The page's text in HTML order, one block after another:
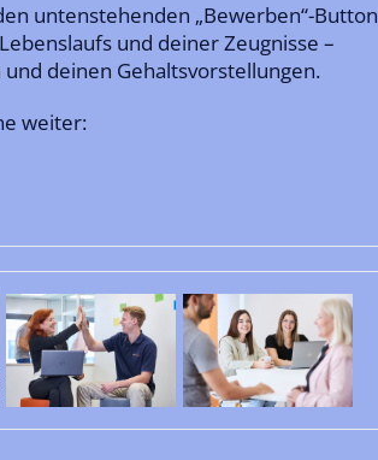
untenstehenden „Bewerben“-Button
und deiner Zeugnisse –
deinen Gehaltsvorstellungen.
weiter: